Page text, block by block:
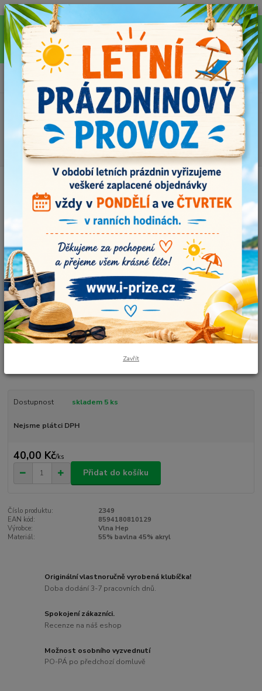
Pro rychlejší vyřízení Vašich dotazů, využijte během letních prázdnin náš
email info@i-prize.cz. Děkujeme. !!! POZOR ZMĚNA !!! V PONDĚLÍ 10.8.
NEVYŘIZUJEME ŽÁDNÉ OBJEDNÁVKY, ODESÍLAT BUDEME V ÚTERÝ
11.8. DĚKUJEME ZA POCHOPENÍ!
Menu
Hledat
+420704179566 0ks
za0,00 Kč
Příze Jeans 8157, lesní zelená
Příze Jeans 8157, lesní zelená
Vlna-Hep
Příjemná směsová příze, vhodná na čepičky, svetříky a další různé
doplňky. Díky svému složení splňuje nejpřísnější kritéria kvality.
Nadpoloviční podíl bavlny zaručuje bavlněný efekt a akryl naopak
zjemňuje omak příze. Složení: 55% bavlna, 45% akryl. Návin: 160 m
Dostupnost skladem 5 ks
Nejsme plátci DPH
40,00 Kč/ks
Přidat do košíku
Číslo produktu:
2349
EAN kód:
8594180810129
Výrobce:
Vlna Hep
Materiál:
55% bavlna 45% akryl
Originální vlastnoručně vyrobená klubíčka!
Doba dodání 3-7 pracovních dnů.
Spokojení zákazníci.
Recenze na náš eshop
Možnost osobního vyzvednutí
PO-PÁ po předchozí domluvě
Zavřít